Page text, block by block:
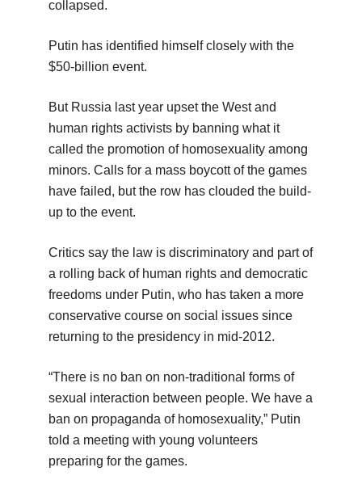
collapsed.
Putin has identified himself closely with the
$50-billion event.
But Russia last year upset the West and
human rights activists by banning what it
called the promotion of homosexuality among
minors. Calls for a mass boycott of the games
have failed, but the row has clouded the build-
up to the event.
Critics say the law is discriminatory and part of
a rolling back of human rights and democratic
freedoms under Putin, who has taken a more
conservative course on social issues since
returning to the presidency in mid-2012.
“There is no ban on non-traditional forms of
sexual interaction between people. We have a
ban on propaganda of homosexuality,” Putin
told a meeting with young volunteers
preparing for the games.